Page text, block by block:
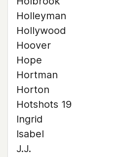
Holleyman
Hollywood
Hoover
Hope
Hortman
Horton
Hotshots 19
Ingrid
Isabel
J.J.